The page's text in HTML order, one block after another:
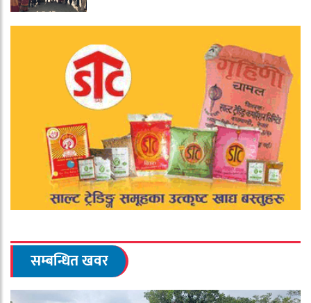
सम्बन्धित खवर